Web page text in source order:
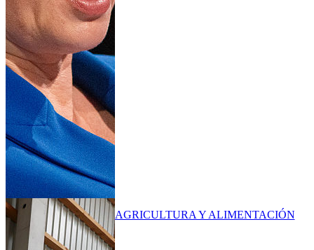
AGRICULTURA Y ALIMENTACIÓN